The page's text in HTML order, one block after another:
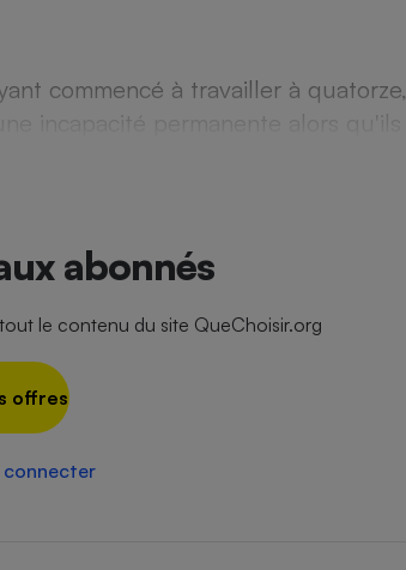
commencé à travailler à quatorze,
incapacité permanente alors qu'ils
abonnés
le contenu du site QueChoisir.org
offres
connecter
- Comment choisir une
de champagne
Poêle à granulés
Électricité - Gaz